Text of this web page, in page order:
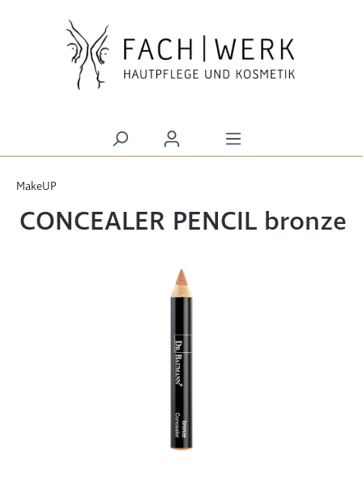
MakeUP
CONCEALER PENCIL bronze